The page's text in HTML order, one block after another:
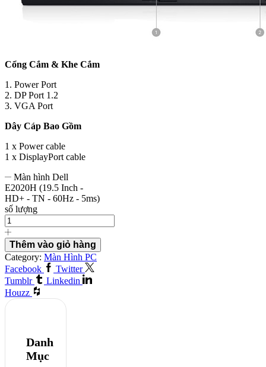
Cổng Cắm & Khe Cắm
1. Power Port
2. DP Port 1.2
3. VGA Port
Dây Cáp Bao Gồm
1 x Power cable
1 x DisplayPort cable
Màn hình Dell
E2020H (19.5 Inch -
HD+ - TN - 60Hz - 5ms)
số lượng
Thêm vào giỏ hàng
Category: Màn Hình PC
Facebook
Twitter
Tumblr
Linkedin
Houzz
Danh
Mục